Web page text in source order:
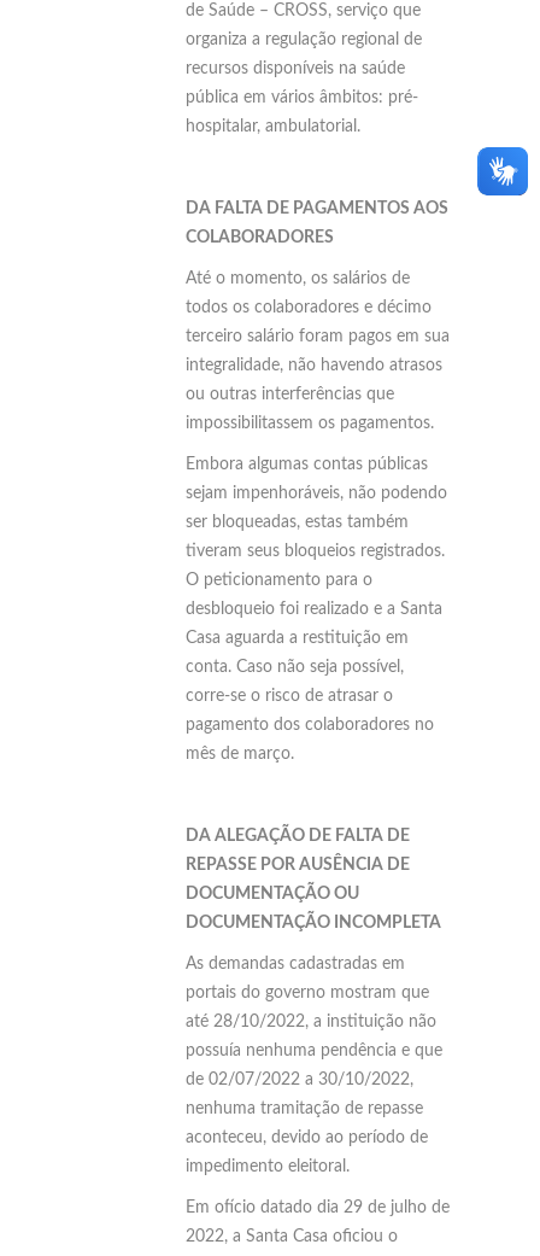
de Saúde – CROSS, serviço que
organiza a regulação regional de
recursos disponíveis na saúde
pública em vários âmbitos: pré-
hospitalar, ambulatorial.
DA FALTA DE PAGAMENTOS AOS
COLABORADORES
Até o momento, os salários de
todos os colaboradores e décimo
terceiro salário foram pagos em sua
integralidade, não havendo atrasos
ou outras interferências que
impossibilitassem os pagamentos.
Embora algumas contas públicas
sejam impenhoráveis, não podendo
ser bloqueadas, estas também
tiveram seus bloqueios registrados.
O peticionamento para o
desbloqueio foi realizado e a Santa
Casa aguarda a restituição em
conta. Caso não seja possível,
corre-se o risco de atrasar o
pagamento dos colaboradores no
mês de março.
DA ALEGAÇÃO DE FALTA DE
REPASSE POR AUSÊNCIA DE
DOCUMENTAÇÃO OU
DOCUMENTAÇÃO INCOMPLETA
As demandas cadastradas em
portais do governo mostram que
até 28/10/2022, a instituição não
possuía nenhuma pendência e que
de 02/07/2022 a 30/10/2022,
nenhuma tramitação de repasse
aconteceu, devido ao período de
impedimento eleitoral.
Em ofício datado dia 29 de julho de
2022, a Santa Casa oficiou o